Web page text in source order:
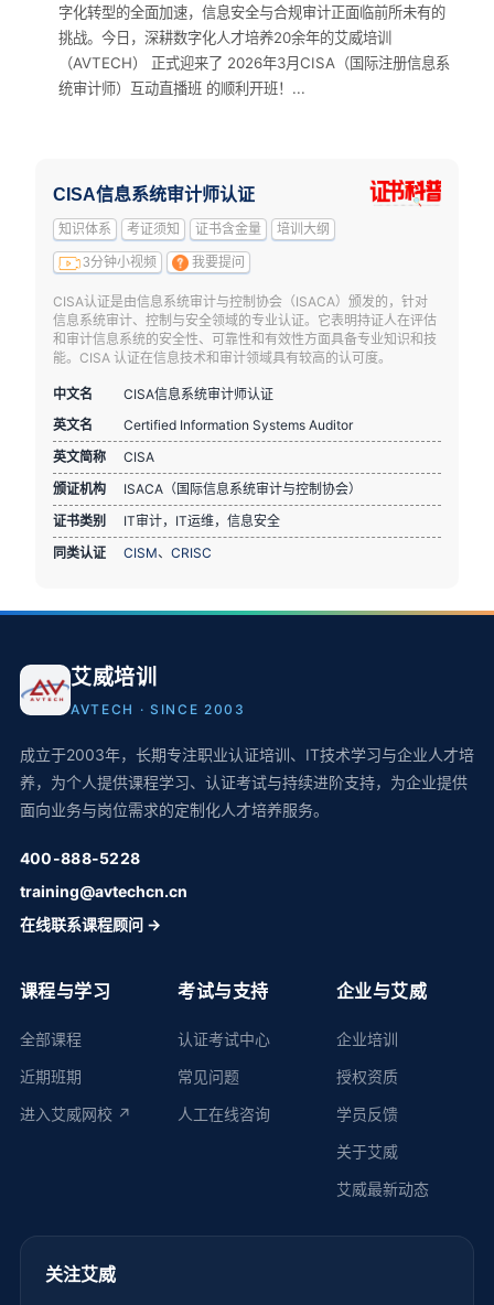
字化转型的全面加速，信息安全与合规审计正面临前所未有的
挑战。今日，深耕数字化人才培养20余年的艾威培训
（AVTECH） 正式迎来了 2026年3月CISA（国际注册信息系
统审计师）互动直播班 的顺利开班！...
CISA信息系统审计师认证
知识体系 考证须知 证书含金量 培训大纲
3分钟小视频 我要提问
CISA认证是由信息系统审计与控制协会（ISACA）颁发的，针对
信息系统审计、控制与安全领域的专业认证。它表明持证人在评估
和审计信息系统的安全性、可靠性和有效性方面具备专业知识和技
能。CISA 认证在信息技术和审计领域具有较高的认可度。
中文名
CISA信息系统审计师认证
英文名
Certified Information Systems Auditor
英文简称
CISA
颁证机构
ISACA（国际信息系统审计与控制协会）
证书类别
IT审计，IT运维，信息安全
同类认证
CISM、CRISC
艾威培训
AVTECH · SINCE 2003
成立于2003年，长期专注职业认证培训、IT技术学习与企业人才培
养，为个人提供课程学习、认证考试与持续进阶支持，为企业提供
面向业务与岗位需求的定制化人才培养服务。
400-888-5228
training@avtechcn.cn
在线联系课程顾问 →
课程与学习
全部课程
近期班期
进入艾威网校 ↗
考试与支持
认证考试中心
常见问题
人工在线咨询
企业与艾威
企业培训
授权资质
学员反馈
关于艾威
艾威最新动态
关注艾威